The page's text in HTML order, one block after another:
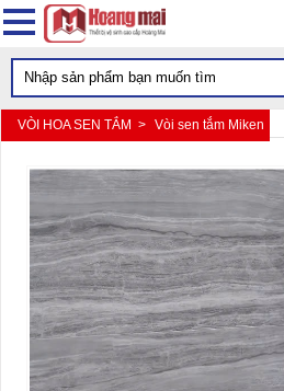
VÒI HOA SEN TẮM > Vòi sen tắm Miken